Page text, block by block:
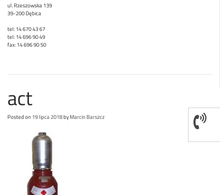
ul. Rzeszowska 139
39-200 Dębica
tel: 14 670 43 67
tel: 14 696 90 49
fax: 14 696 90 50
act
Posted on19 lipca 2018byMarcin Barszcz